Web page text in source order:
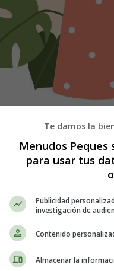
10 kilos durante el
deshacernos. Otras
no suele ser una
del embarazo puede
de leche, con qué
es una opción para la
calorías, existe la
Te damos la
Menudos
para usar tus
Publicidad
investigación de
Contenido
Almacenar la